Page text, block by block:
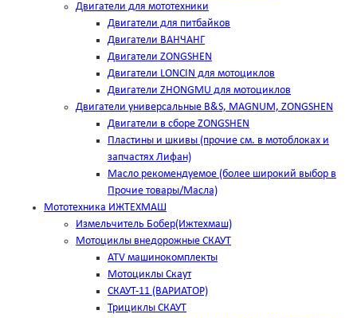
Двигатели для мототехники
Двигатели для питбайков
Двигатели ВАНЧАНГ
Двигатели ZONGSHEN
Двигатели LONCIN для мотоциклов
Двигатели ZHONGMU для мотоциклов
Двигатели универсальные B&S, MAGNUM, ZONGSHEN
Двигатели в сборе ZONGSHEN
Пластины и шкивы (прочие см. в мотоблоках и
запчастях Лифан)
Масло рекомендуемое (более широкий выбор в
Прочие товары/Масла)
Мототехника ИЖТЕХМАШ
Измельчитель Бобер(Ижтехмаш)
Мотоциклы внедорожные СКАУТ
ATV машинокомплекты
Мотоциклы Скаут
СКАУТ-11 (ВАРИАТОР)
Трициклы СКАУТ